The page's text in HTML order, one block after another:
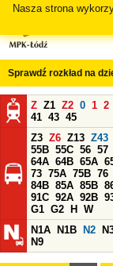
Nasza strona
Sprawdź rozkład na
Z Z1 Z2 0 1 2
41 43 45
Z3 Z6 Z13 Z43
55B 55C 56 57
64A 64B 65A
73 75A 75B 76
84B 85A 85B
91C 92A 92B
G1 G2 H
W
N1A
N1B N2
N9